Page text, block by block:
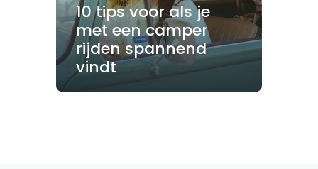
10 tips voor als je
met een camper
rijden spannend
vindt